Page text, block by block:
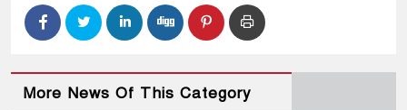
More News Of This Category